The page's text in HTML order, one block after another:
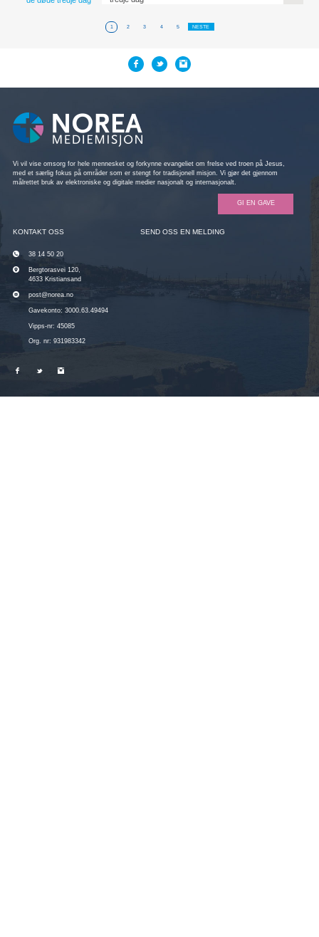
1 2 3 4 5 NESTE
Vi vil vise omsorg for hele mennesket og forkynne evangeliet om frelse ved troen på Jesus,
med et særlig fokus på områder som er stengt for tradisjonell misjon. Vi gjør det gjennom
målrettet bruk av elektroniske og digitale medier nasjonalt og internasjonalt.
GI EN GAVE
KONTAKT OSS
38 14 50 20
Bergtorasvei 120,
4633 Kristiansand
post@norea.no
Gavekonto: 3000.63.49494
Vipps-nr: 45085
Org. nr: 931983342
SEND OSS EN MELDING